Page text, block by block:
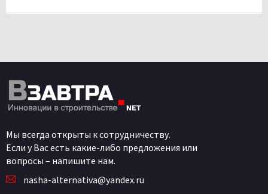
Мы всегда открыты к сотрудничеству.
Если у Вас есть какие-либо предложения или
вопросы – напишите нам.
nasha-alternativa@yandex.ru